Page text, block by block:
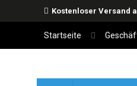
Kostenloser Versand
Startseite